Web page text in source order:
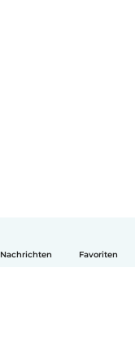
Nachrichten Favoriten